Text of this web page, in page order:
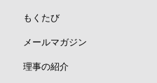
もくたび
メールマガジン
理事の紹介